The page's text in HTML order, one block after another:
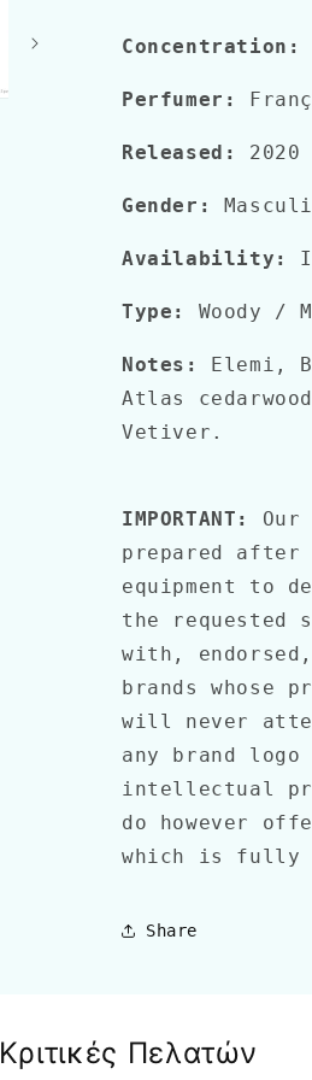
Concentration:
Perfumer:
Released: 2020
Gender:
Availability:
Type: Woody /
Notes:
Elemi,
Atlas
Vetiver.
IMPORTANT:
prepared
equipment to
the
with,
brands whose
will never
any brand
intellectual
do however
which is fully
Share
Κριτικές Πελατών